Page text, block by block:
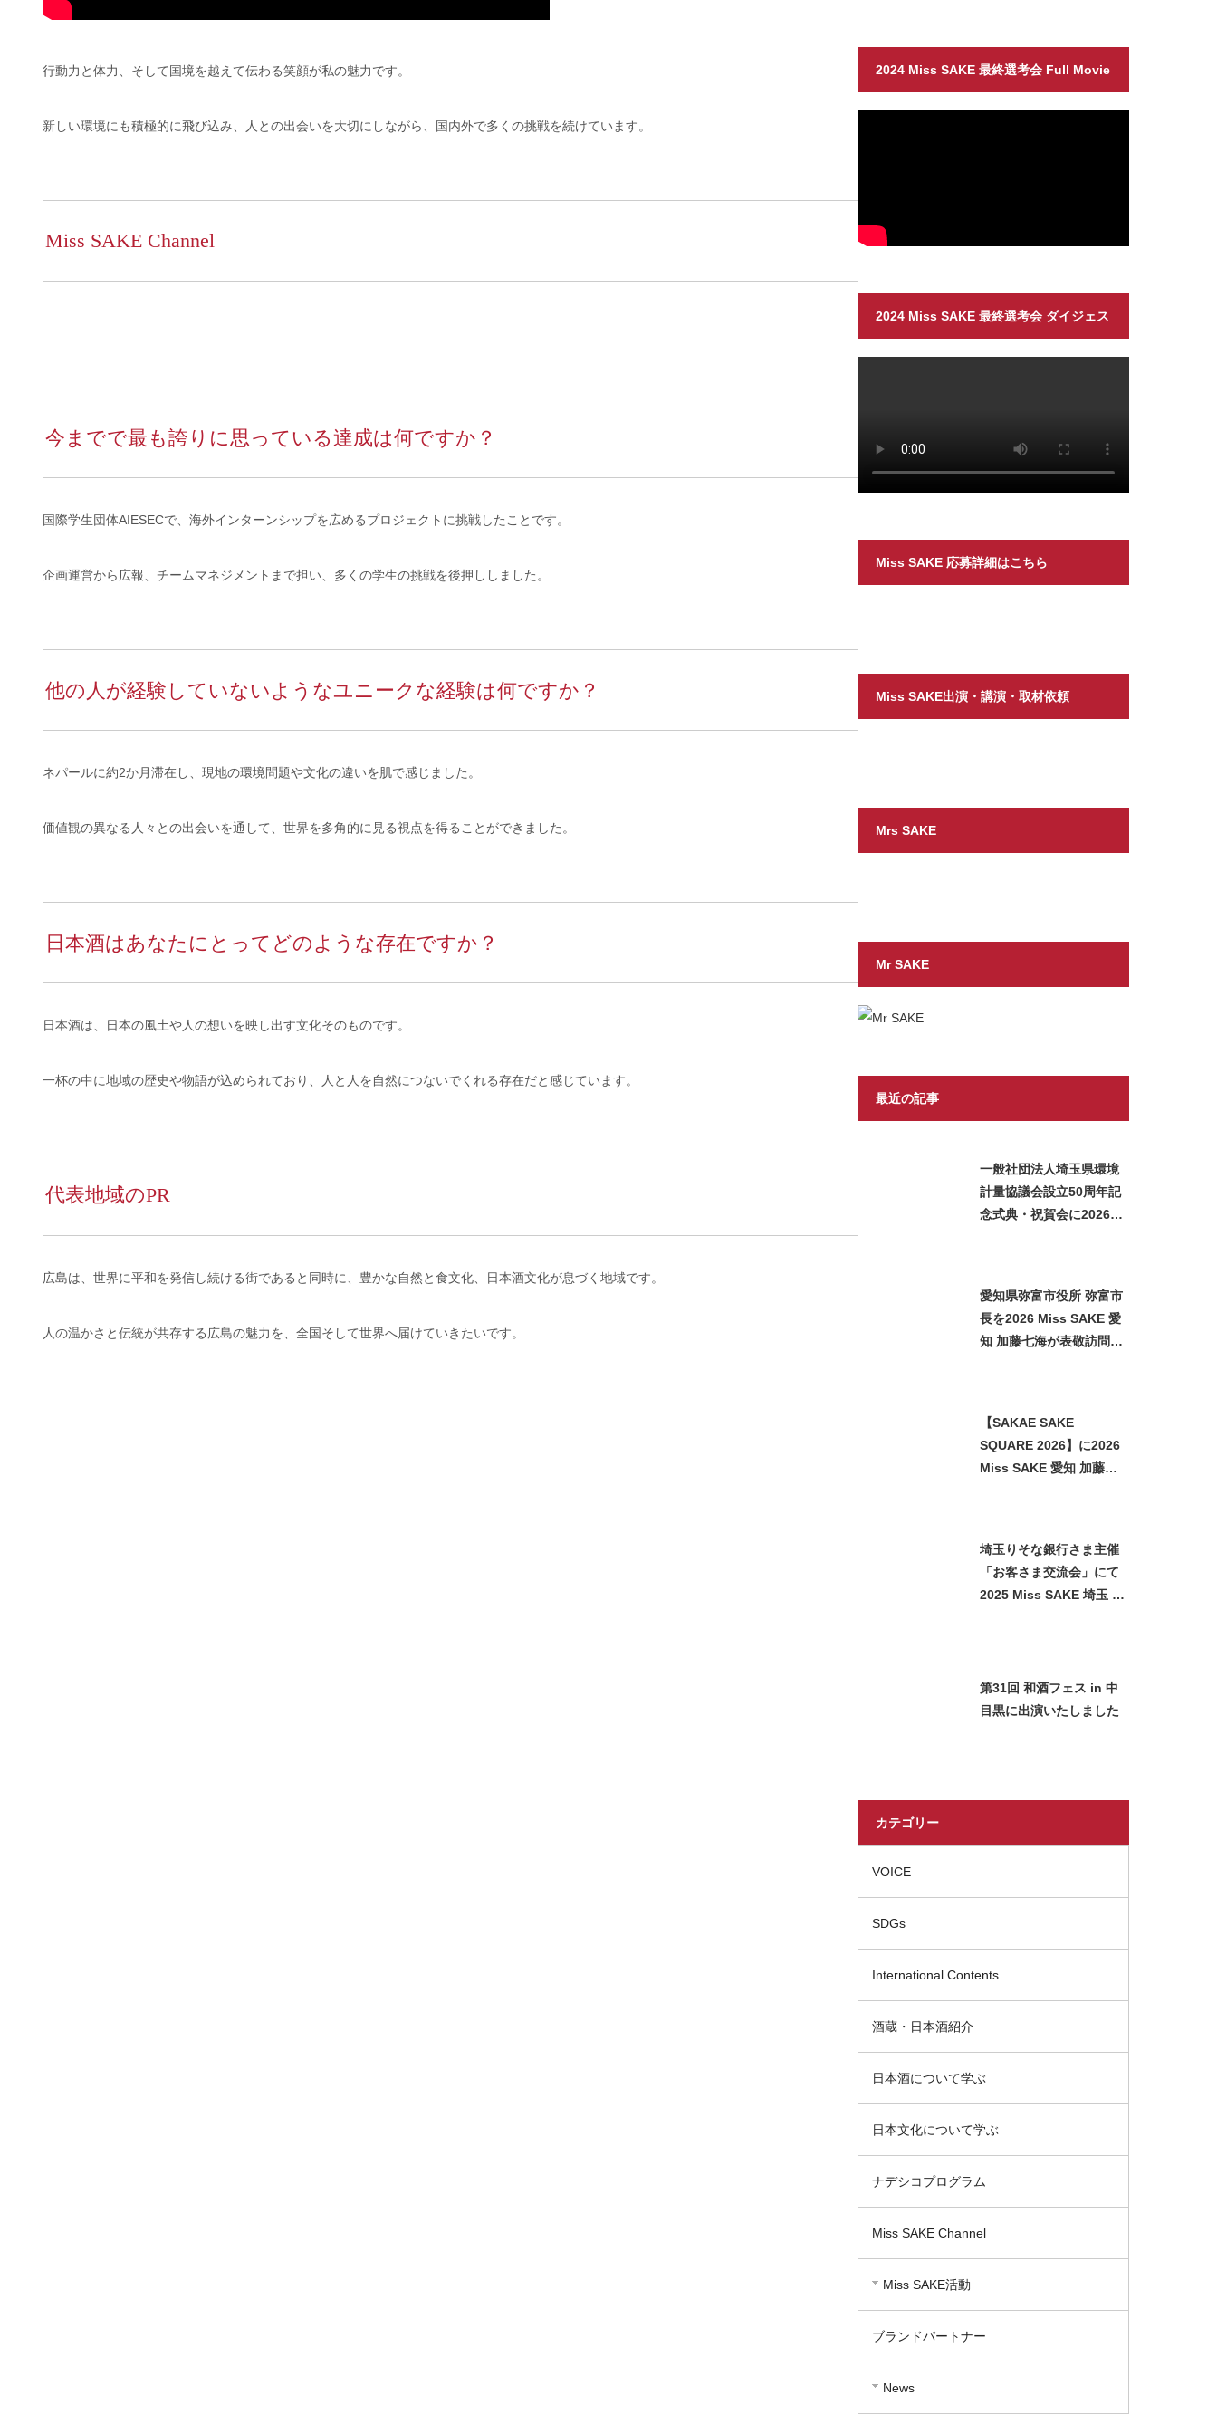
行動力と体力、そして国境を越えて伝わる笑顔が私の魅力です。
新しい環境にも積極的に飛び込み、人との出会いを大切にしながら、国内外で多くの挑戦を続けています。
Miss SAKE Channel
今までで最も誇りに思っている達成は何ですか？
国際学生団体AIESECで、海外インターンシップを広めるプロジェクトに挑戦したことです。
企画運営から広報、チームマネジメントまで担い、多くの学生の挑戦を後押ししました。
他の人が経験していないようなユニークな経験は何ですか？
ネパールに約2か月滞在し、現地の環境問題や文化の違いを肌で感じました。
価値観の異なる人々との出会いを通して、世界を多角的に見る視点を得ることができました。
日本酒はあなたにとってどのような存在ですか？
日本酒は、日本の風土や人の想いを映し出す文化そのものです。
一杯の中に地域の歴史や物語が込められており、人と人を自然につないでくれる存在だと感じています。
代表地域のPR
広島は、世界に平和を発信し続ける街であると同時に、豊かな自然と食文化、日本酒文化が息づく地域です。
人の温かさと伝統が共存する広島の魅力を、全国そして世界へ届けていきたいです。
2024 Miss SAKE 最終選考会 Full Movie
2024 Miss SAKE 最終選考会 ダイジェス
ト
Miss SAKE 応募詳細はこちら
Miss SAKE出演・講演・取材依頼
Mrs SAKE
Mr SAKE
最近の記事
一般社団法人埼玉県環境
計量協議会設立50周年記
念式典・祝賀会に2026
愛知県弥富市役所 弥富市
長を2026 Miss SAKE 愛
知 加藤七海が表敬訪問い
【SAKAE SAKE
SQUARE 2026】に2026
Miss SAKE 愛知 加藤七
埼玉りそな銀行さま主催
「お客さま交流会」にて
2025 Miss SAKE 埼玉 石
第31回 和酒フェス in 中
目黒に出演いたしました
カテゴリー
VOICE
SDGs
International Contents
酒蔵・日本酒紹介
日本酒について学ぶ
日本文化について学ぶ
ナデシコプログラム
Miss SAKE Channel
Miss SAKE活動
ブランドパートナー
News